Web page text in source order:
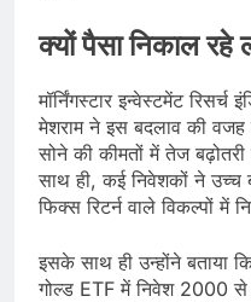
क्यों पैसा निकाल रहे
मॉर्निंगस्टार इन्वेस्टमेंट
मेशराम ने इस बदलाव की
सोने की कीमतों में तेज
साथ ही, कई निवेशकों ने उच्च
फिक्स रिटर्न वाले विकल्पों में
इसके साथ ही उन्होंने बताया
गोल्ड ETF में निवेश 2000